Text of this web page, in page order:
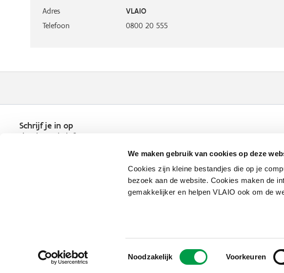
We maken gebruik van cookies op deze
Cookies zijn kleine bestandjes die op je
bezoek aan de website. Cookies maken de
gemakkelijker en helpen VLAIO ook om de
Toestemmingsselectie
Noodzakelijk Voorkeuren
Adres
VLAIO
Telefoon
0800 20 555
Schrijf je in op
de nieuwsbrief
uitgegeven door VLAIO
PRIVACYBELEID
TOEGANKELIJKHEID COOKIES